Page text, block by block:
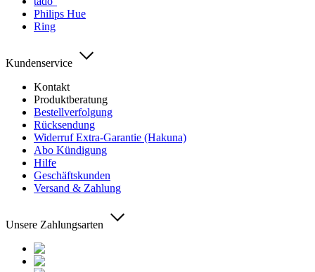
Philips Hue
Ring
Kundenservice
Kontakt
Produktberatung
Bestellverfolgung
Rücksendung
Widerruf Extra-Garantie (Hakuna)
Abo Kündigung
Hilfe
Geschäftskunden
Versand & Zahlung
Unsere Zahlungsarten